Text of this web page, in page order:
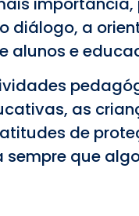
diálogo, a
alunos e
as
de
que